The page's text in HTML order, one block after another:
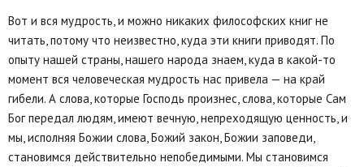
Вот и вся мудрость, и можно никаких философских книг не
читать, потому что неизвестно, куда эти книги приводят. По
опыту нашей страны, нашего народа знаем, куда в какой-то
момент вся человеческая мудрость нас привела — на край
гибели. А слова, которые Господь произнес, слова, которые Сам
Бог передал людям, имеют вечную, непреходящую ценность, и
мы, исполняя Божии слова, Божий закон, Божии заповеди,
становимся действительно непобедимыми. Мы становимся